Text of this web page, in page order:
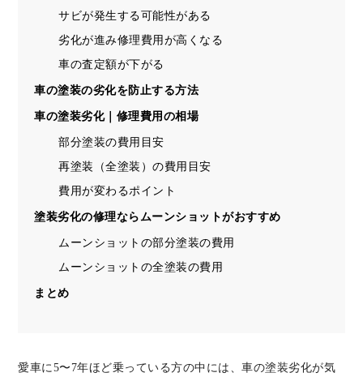
サビが発生する可能性がある
劣化が進み修理費用が高くなる
車の査定額が下がる
車の塗装の劣化を防止する方法
車の塗装劣化｜修理費用の相場
部分塗装の費用目安
再塗装（全塗装）の費用目安
費用が変わるポイント
塗装劣化の修理ならムーンショットがおすすめ
ムーンショットの部分塗装の費用
ムーンショットの全塗装の費用
まとめ
愛車に5〜7年ほど乗っている方の中には、車の塗装劣化が気